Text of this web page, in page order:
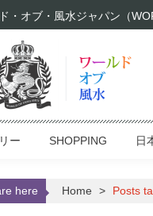
・オブ・風水ジャパン（
ー SHOPPING 日
here Home > Posts